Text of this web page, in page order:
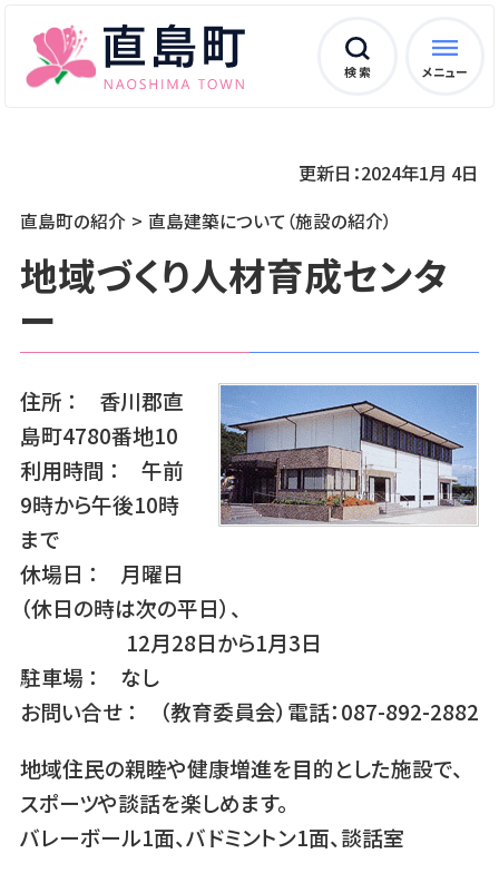
検 索 メニュー
直島町の紹介 直島建築について（施設の紹介）
更新日：2024年1月 4日
地域づくり人材育成センタ
ー
住所 ： 香川郡直
島町4780番地10
利用時間 ： 午前
9時から午後10時
まで
休場日 ： 月曜日
（休日の時は次の平日）、
12月28日から1月3日
駐車場 ： なし
お問い合せ ： （教育委員会）電話：087-892-2882
地域住民の親睦や健康増進を目的とした施設で、
スポーツや談話を楽しめます。
バレーボール1面、バドミントン1面、談話室